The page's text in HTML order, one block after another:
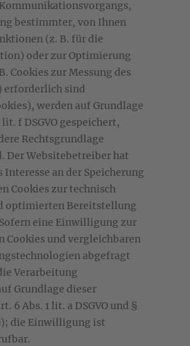
bestimmter, von Ihnen
(z. B. für die
oder zur Optimierung
Cookies zur Messung des
erforderlich sind
werden auf Grundlage
f DSGVO gespeichert,
Rechtsgrundlage
Der Websitebetreiber hat
an der Speicherung
Cookies zur technisch
optimierten Bereitstellung
eine Einwilligung zur
Cookies und vergleichbaren
abgefragt
Verarbeitung
Grundlage dieser
6 Abs. 1 lit. a DSGVO und §
die Einwilligung ist